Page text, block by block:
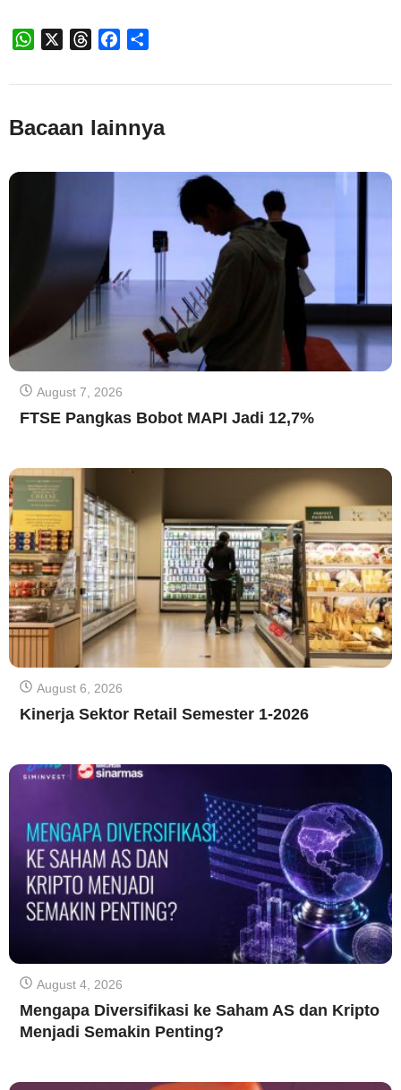
WhatsApp ThreadsFacebook
Bacaan lainnya
August 7, 2026
FTSE Pangkas Bobot MAPI Jadi 12,7%
August 6, 2026
Kinerja Sektor Retail Semester 1-2026
August 4, 2026
Mengapa Diversifikasi ke Saham AS dan Kripto
Menjadi Semakin Penting?